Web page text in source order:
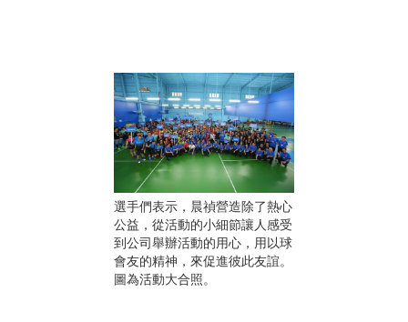
選手們表示，晨禎營造除了熱心
公益，從活動的小細節讓人感受
到公司舉辦活動的用心，用以球
會友的精神，來促進彼此友誼。
圖為活動大合照。